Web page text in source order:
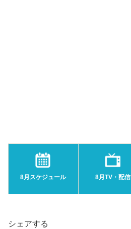
8月スケジュール 8月TV・配信
シェアする